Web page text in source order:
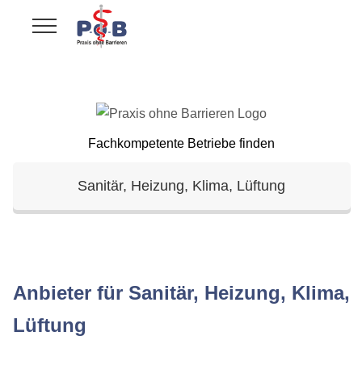
Fachkompetente Betriebe finden
Sanitär, Heizung, Klima, Lüftung
Anbieter für Sanitär, Heizung, Klima,
Lüftung